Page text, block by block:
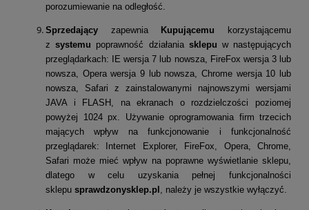
porozumiewanie na odległość.
Sprzedający zapewnia Kupującemu korzystającemu
zsystemu poprawność́ działania sklepu w następujących
przeglądarkach: IE wersja 7 lub nowsza, FireFox wersja 3 lub
nowsza, Opera wersja 9 lub nowsza, Chrome wersja 10 lub
nowsza, Safari z zainstalowanymi najnowszymi wersjami
JAVA i FLASH, na ekranach o rozdzielczości poziomej
powyżej 1024 px. Używanie oprogramowania firm trzecich
mających wpływ na funkcjonowanie i funkcjonalność
przeglądarek: Internet Explorer, FireFox, Opera, Chrome,
Safari może mieć wpływ na poprawne wyświetlanie sklepu,
dlatego w celu uzyskania pełnej funkcjonalności
sklepu sprawdzonysklep.pl , należy je wszystkie wyłączyć́.